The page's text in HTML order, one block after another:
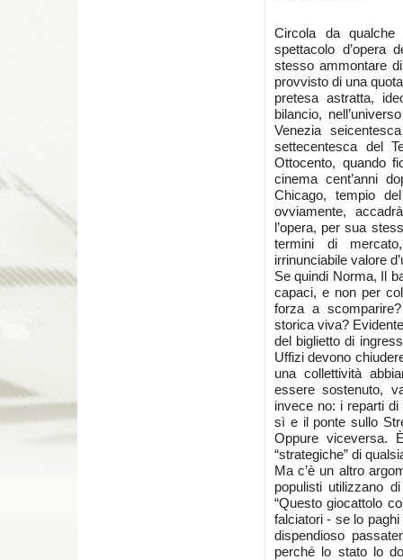
Circola da
spettacolo d’opera
stesso ammontare
provvisto di una
pretesa astratta,
bilancio,
Venezia
settecentesca del
Ottocento, quando
cinema cent’anni
Chicago, tempio
ovviamente,
l’opera, per sua
termini di
irrinunciabile valore
Se quindi Norma, Il
capaci, e non per
forza a
storica viva?
del biglietto di
Uffizi devono
una collettività
essere sostenuto,
invece no: i reparti
sì e il ponte sullo
Oppure viceversa.
“strategiche” di
Ma c’è un altro
populisti utilizzano
“Questo giocattolo
falciatori - se lo
dispendioso
perché lo stato lo